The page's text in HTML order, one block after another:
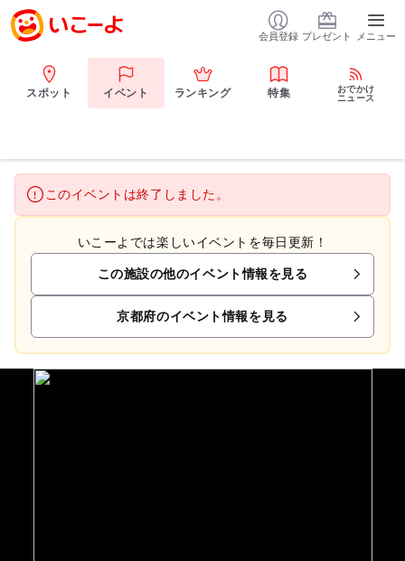
会員登録 プレゼント メニュー
スポット イベント ランキング 特集
おでかけ
ニュース
このイベントは終了しました。
いこーよでは楽しいイベントを毎日更新！
この施設の他のイベント情報を見る
京都府のイベント情報を見る